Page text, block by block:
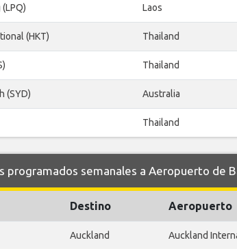
Laos
(HKT) Thailand
Thailand
(SYD) Australia
Thailand
programados semanales a Aeropuerto de
Destino Aeropuerto
Auckland Auckland